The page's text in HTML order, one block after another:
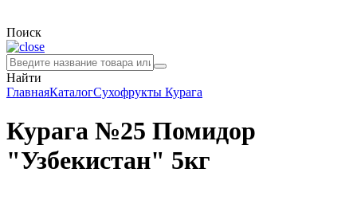
Поиск
Найти
ГлавнаяКаталогСухофрукты Курага
Курага №25 Помидор
"Узбекистан" 5кг